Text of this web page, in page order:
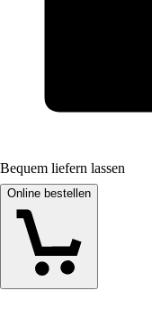
Bequem liefern lassen
Online bestellen